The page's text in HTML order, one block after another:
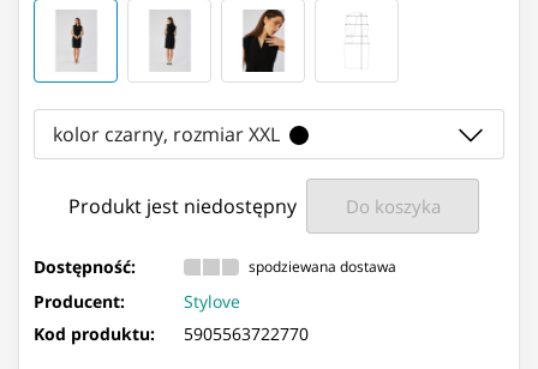
kolor czarny, rozmiar XXL
Produkt jest niedostępny Do koszyka
Dostępność: spodziewana dostawa
Producent:
Stylove
Kod produktu:
5905563722770